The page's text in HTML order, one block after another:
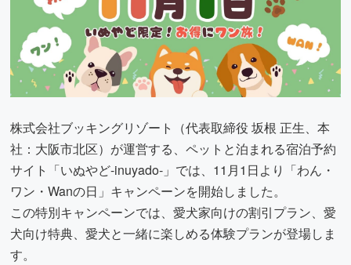
株式会社ブッキングリゾート（代表取締役 坂根 正生、本
社：大阪市北区）が運営する、ペットと泊まれる宿泊予約
サイト「いぬやど-inuyado-」では、11月1日より「わん・
ワン・Wanの日」キャンペーンを開始しました。
この特別キャンペーンでは、愛犬家向けの割引プラン、愛
犬向け特典、愛犬と一緒に楽しめる体験プランが登場しま
す。